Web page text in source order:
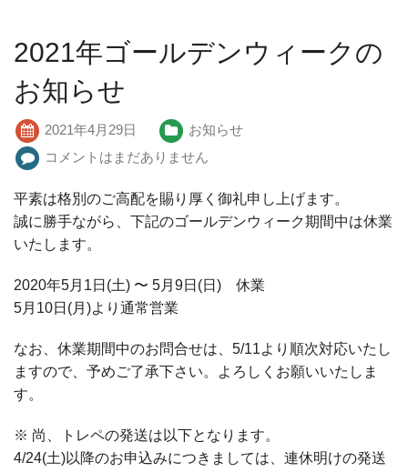
2021年ゴールデンウィークの
お知らせ
2021年4月29日
お知らせ
コメントはまだありません
平素は格別のご高配を賜り厚く御礼申し上げます。
誠に勝手ながら、下記のゴールデンウィーク期間中は休業
いたします。
2020年5月1日(土) 〜 5月9日(日) 休業
5月10日(月)より通常営業
なお、休業期間中のお問合せは、5/11より順次対応いたし
ますので、予めご了承下さい。よろしくお願いいたしま
す。
※ 尚、トレペの発送は以下となります。
4/24(土)以降のお申込みにつきましては、連休明けの発送